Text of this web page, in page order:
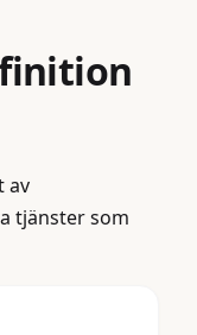
av
tjänster som